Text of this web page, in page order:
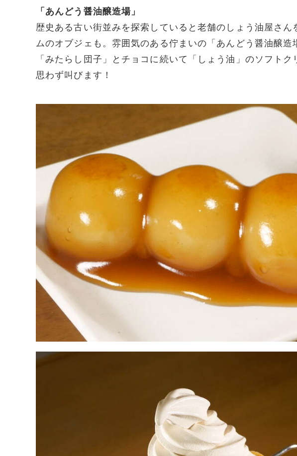
「あんどう醤油醸造場」
歴史ある古い街並みを探索していると老舗のしょう油屋さ
ムのオブジェも。雰囲気のある佇まいの「あんどう醤油醸
「みたらし団子」とチョコに続いて「しょう油」のソフト
思わず叫びます！